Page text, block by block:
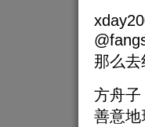
那么去
方舟
善意